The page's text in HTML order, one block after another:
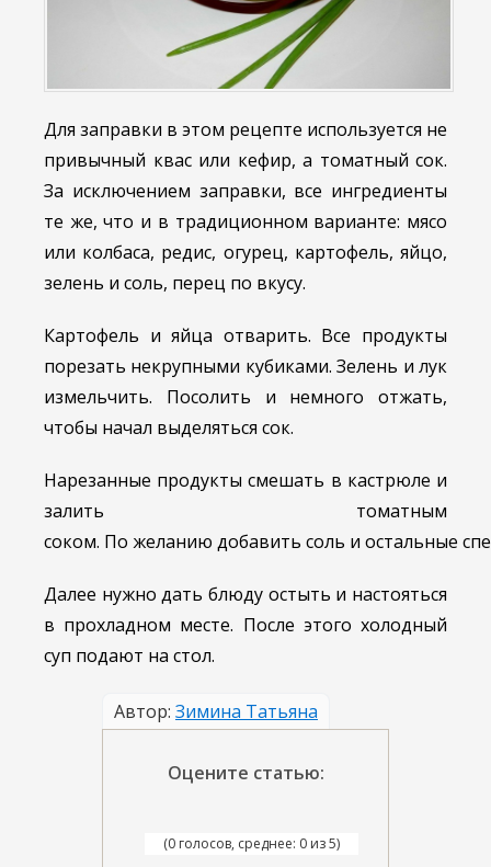
Для заправки в этом рецепте используется не
привычный квас или кефир, а томатный сок.
За исключением заправки, все ингредиенты
те же, что и в традиционном варианте: мясо
или колбаса, редис, огурец, картофель, яйцо,
зелень и соль, перец по вкусу.
Картофель и яйца отварить. Все продукты
порезать некрупными кубиками. Зелень и лук
измельчить. Посолить и немного отжать,
чтобы начал выделяться сок.
Нарезанные продукты смешать в кастрюле и
залить томатным
соком. По желанию добавить соль и остальные
Далее нужно дать блюду остыть и настояться
в прохладном месте. После этого холодный
суп подают на стол.
Автор: Зимина Татьяна
Оцените статью:
(0 голосов, среднее: 0 из 5)